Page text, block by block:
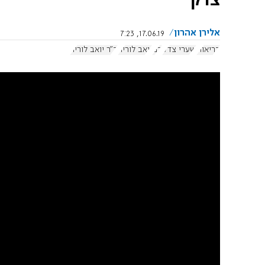
אלירן אהרון
17.06.19, 7:23
בריאות
שערי צדק דם יואב לוריה ד"ר יואב לוריה